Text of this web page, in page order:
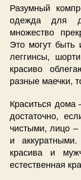
Разумный
одежда для
множество
Это могут быть
леггинсы,
красиво
разные маечки,
Краситься дома
достаточно,
чистыми, лицо
и
красива и
естественная